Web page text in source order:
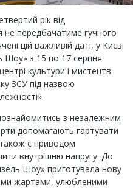
рік від
передбачатиме гучного
цій важливій даті, у Києві
Шоу» з 15 по 17 серпня
культури і мистецтв
ЗСУ під назвою
з незалежним
допомагають гартувати
є приводом
внутрішню напругу. До
Шоу» приготувала нову
жартами, улюбленими